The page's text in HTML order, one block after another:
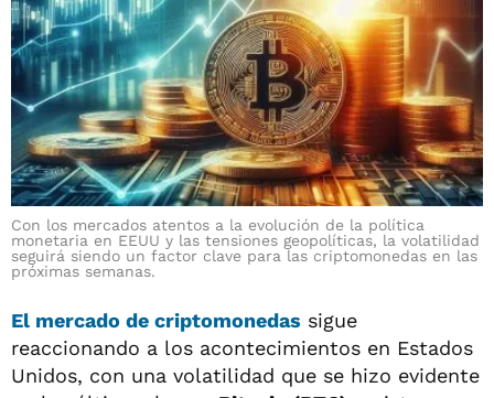
Con los mercados atentos a la evolución de la política
monetaria en EEUU y las tensiones geopolíticas, la volatilidad
seguirá siendo un factor clave para las criptomonedas en las
próximas semanas.
El mercado de criptomonedas sigue
reaccionando a los acontecimientos en Estados
Unidos, con una volatilidad que se hizo evidente